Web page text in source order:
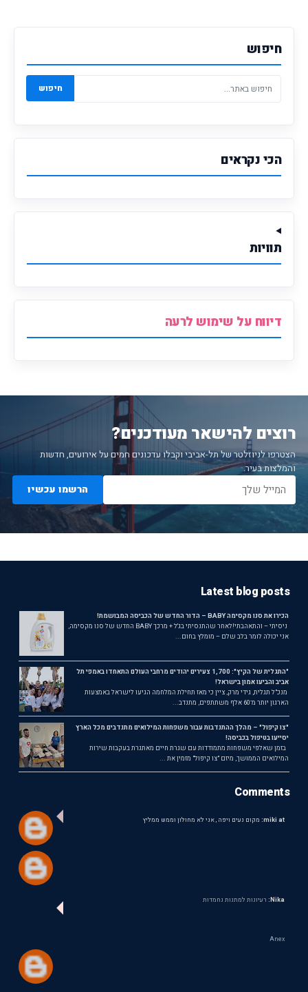
חיפוש
חיפוש
הכי נקראים
תוויות
דיווח על שימוש לרעה
רוצים להישאר מעודכנים?
הצטרפו לניוזלטר של תל-אביבי וקבלו עדכונים חמים על אירועים, חדשות
והמלצות בעיר.
הרשמו עכשיו
Latest blog posts
הכירו את סנו מקסימה BABY – הדור החדש של הכביסה המבושמת!
ניסיתי – והתאהבתי!לאחר שהתנסיתי בג'ל + מרכך BABY החדש של סנו מקסימה,
אני יכולה לומר בלב שלם – מומלץ בחום...
"התגלית של הקיץ": 1,700 צעירים יהודים מרחבי העולם התאחדו באמפי תל
אביב והביעו אמון בישראל!
מנכ"ל תגלית, גידי מרק, ציין כי מאז תחילת המלחמה הגיעו לישראל באמצעות
הארגון יותר מ־60 אלף משתתפים, מתנדב...
"צו קיפול" – מהלך ההתנדבות עבור משפחות המילואים מתנדבים מכל הארץ
יסייעו בטיפול בכביסה!
בזמן שאלפי משפחות מתמודדות עם שגרת חיים מאתגרת בעקבות שירות
המילואים הממושך, מיזם "צו קיפול" מזמין את ...
Comments
miki at: מקום נעים ויפה , אני לא מחולון וממש ממליץ
Nika: רעיונות למתנות נחמדות
Anex